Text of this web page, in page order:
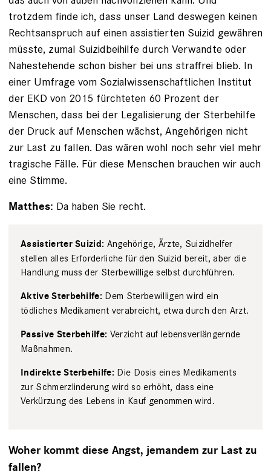
trotzdem finde ich, dass unser Land deswegen keinen
Rechtsanspruch auf einen assistierten Suizid gewähren
müsste, zumal ­Suizidbeihilfe durch Verwandte oder
Nahestehende schon bisher bei uns straffrei blieb. In
einer Umfrage vom Sozialwissenschaftlichen Institut
der EKD von 2015 fürchteten 60 Prozent der
Menschen, dass bei der Legalisierung der Sterbehilfe
der Druck auf Menschen wächst, Angehörigen nicht
zur Last zu fallen. Das wären wohl noch sehr viel mehr
tragische Fälle. Für diese Menschen brauchen wir auch
eine Stimme.
Matthes: Da haben Sie recht.
Assistierter Suizid: Angehörige, Ärzte, Suizidhelfer
stellen alles Erforderliche für den Suizid bereit, aber die
Handlung muss der Sterbewillige selbst durchführen.
Aktive Sterbehilfe: Dem Sterbewilligen wird ein
tödliches Medikament verabreicht, etwa durch den Arzt.
Passive Sterbehilfe: Verzicht auf lebensverlängernde
Maßnahmen.
Indirekte Sterbehilfe: Die Dosis eines Medikaments
zur Schmerzlinderung wird so erhöht, dass eine
Verkürzung des ­Lebens in Kauf ge­nommen wird.
Woher kommt diese Angst, jemandem zur Last zu
fallen?